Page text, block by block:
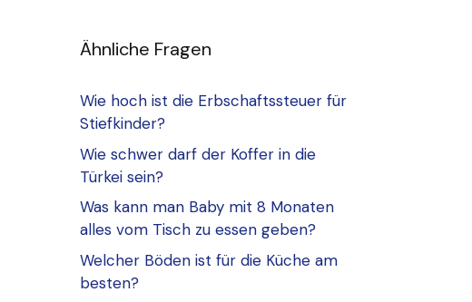
Ähnliche Fragen
Wie hoch ist die Erbschaftssteuer für
Stiefkinder?
Wie schwer darf der Koffer in die
Türkei sein?
Was kann man Baby mit 8 Monaten
alles vom Tisch zu essen geben?
Welcher Böden ist für die Küche am
besten?